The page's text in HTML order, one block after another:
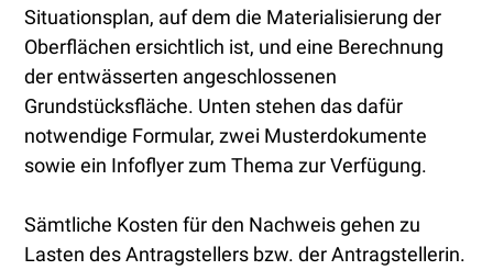
Situationsplan, auf dem die Materialisierung der
Oberflächen ersichtlich ist, und eine Berechnung
der entwässerten angeschlossenen
Grundstücksfläche. Unten stehen das dafür
notwendige Formular, zwei Musterdokumente
sowie ein Infoflyer zum Thema zur Verfügung.
Sämtliche Kosten für den Nachweis gehen zu
Lasten des Antragstellers bzw. der Antragstellerin.